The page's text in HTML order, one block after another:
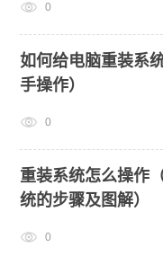
0
如何给电脑重装系
手操作）
0
重装系统怎么操作
统的步骤及图解）
0